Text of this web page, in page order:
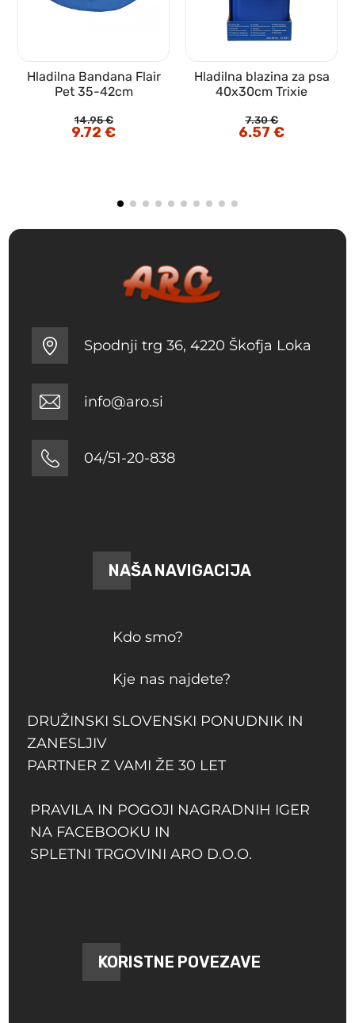
Hladilna Bandana Flair
Pet 35-42cm
14.95€
Izvirna
cena
9.72€Trenutna
cena
Hladilna blazina za psa
40x30cm Trixie
7.30€
Izvirna
cena
6.57€Trenutna
cena
Spodnji trg 36, 4220 Škofja Loka
info@aro.si
04/51-20-838
NAŠA NAVIGACIJA
Kdo smo?
Kje nas najdete?
DRUŽINSKI SLOVENSKI PONUDNIK IN
ZANESLJIV
PARTNER Z VAMI ŽE 30 LET
PRAVILA IN POGOJI NAGRADNIH IGER
NA FACEBOOKU IN
SPLETNI TRGOVINI ARO D.O.O.
KORISTNE POVEZAVE